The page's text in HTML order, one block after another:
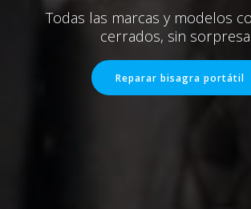
Todas las marcas y modelos
cerrados, sin
Reparar bisagra portátil